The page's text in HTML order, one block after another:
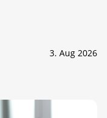
3. Aug 2026